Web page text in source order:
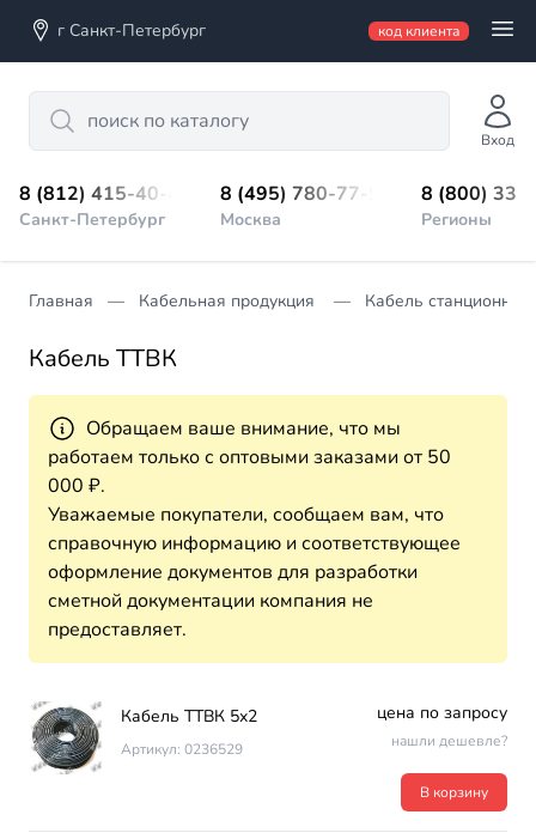
г Санкт-Петербург код клиента
Search
Вход
8 (812) 415-40-45
Санкт-Петербург
8 (495) 780-77-98
Москва
8 (800)
Регионы
Главная Кабельная продукция Кабель
Кабель ТТВК
Обращаем ваше внимание, что мы
работаем только с оптовыми заказами от 50
000 ₽.
Уважаемые покупатели, сообщаем вам, что
справочную информацию и соответствующее
оформление документов для разработки
сметной документации компания не
предоставляет.
Кабель ТТВК 5х2
Артикул: 0236529
цена по запросу
нашли дешевле?
В корзину